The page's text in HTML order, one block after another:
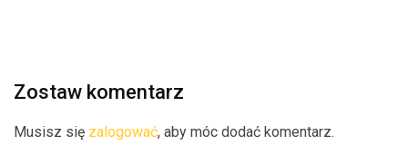
Zostaw komentarz
Musisz się zalogować, aby móc dodać komentarz.